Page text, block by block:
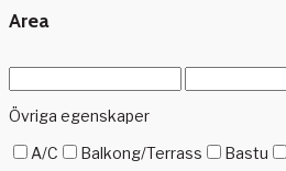
Area
Övriga egenskaper
A/C
Balkong/Terrass Bastu